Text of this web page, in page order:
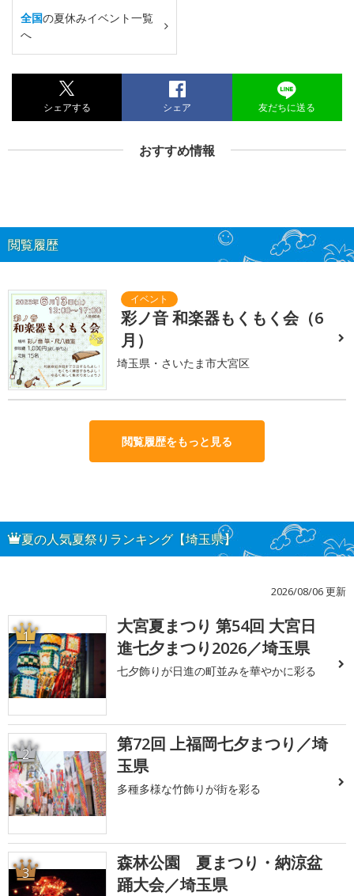
全国の夏休みイベント一覧
へ
シェアする シェア 友だちに送る
おすすめ情報
閲覧履歴
彩ノ音 和楽器もくもく会（6
月）
埼玉県・さいたま市大宮区
閲覧履歴をもっと見る
夏の人気夏祭りランキング【埼玉県】
2026/08/06 更新
1
大宮夏まつり 第54回 大宮日
進七夕まつり2026／埼玉県
七夕飾りが日進の町並みを華やかに彩る
2
第72回 上福岡七夕まつり／埼
玉県
多種多様な竹飾りが街を彩る
3
森林公園 夏まつり・納涼盆
踊大会／埼玉県